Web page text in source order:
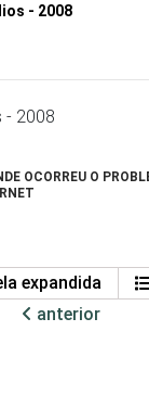
- 2008
- 2008
OCORREU O
expandida
anterior